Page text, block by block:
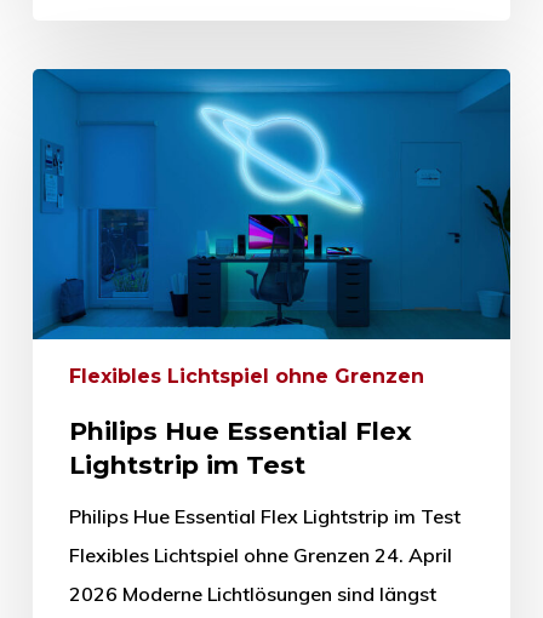
Flexibles Lichtspiel ohne Grenzen
Philips Hue Essential Flex
Lightstrip im Test
Philips Hue Essential Flex Lightstrip im Test
Flexibles Lichtspiel ohne Grenzen 24. April
2026 Moderne Lichtlösungen sind längst